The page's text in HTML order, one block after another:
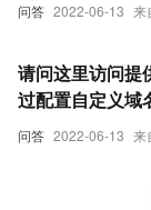
问答 2022-06-13 来
问答 2022-06-13 来
请问这里访问提
过配置自定义域